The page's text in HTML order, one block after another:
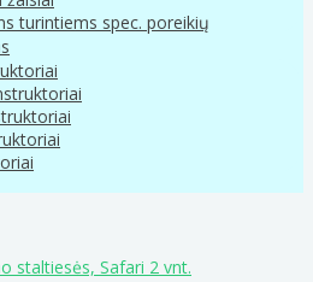
turintiems spec. poreikių
staltiesės, Safari 2 vnt.